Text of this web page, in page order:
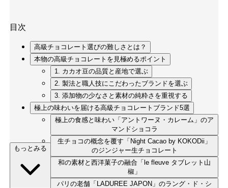
目次
高級チョコレート選びの難しさとは？
本物の高級チョコレートを見極めるポイント
1. カカオ豆の品質と産地で選ぶ
2. 製法と職人技にこだわったブランドを選ぶ
3. 添加物の少なさと素材の純粋さを重視する
極上の味わいを届ける高級チョコレートブランド5選
極上の食感と味わい「アントワーヌ・カレーム」のア
マンドショコラ
生チョコの概念を覆す「Night Cacao by KOKODii」
のジンジャー生チョコレート
和の素材と西洋菓子の融合「le fleuve タブレット山
椒」
パリの老舗「LADUREE JAPON」のラング・ド・シ
もっとみる